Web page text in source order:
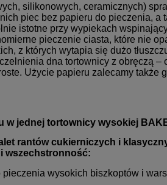
silikonowych, ceramicznych)
piec bez papieru do pieczenia, a
istotne przy wypiekach
pieczenie ciasta, które nie
z których wytapia się dużo
dna tortownicy z obręczą –
Użycie papieru zalecamy
w jednej tortownicy wysokiej
rantów cukierniczych i
wszechstronność:
wysokich biszkoptów i